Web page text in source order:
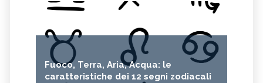
Fuoco, Terra, Aria, Acqua: le
caratteristiche dei 12 segni zodiacali